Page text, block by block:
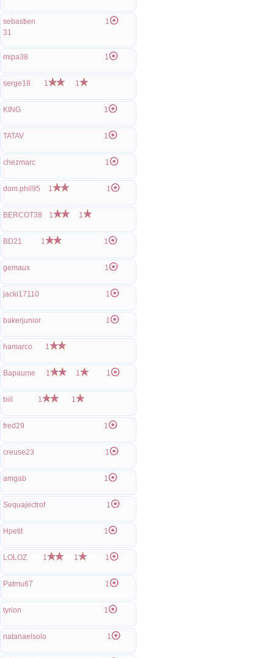
sebastien
31
1
mipa38 1
serge18 1 1
KING 1
TATAV 1
chezmarc 1
dom.phil95 1 1
BERCOT38 1 1
BD21 1 1
gemaux 1
jacki17110 1
bakerjunior 1
hamarco 1
Bapaume 1 1 1
biil 1 1
fred29 1
creuse23 1
amgab 1
Sequajectrof 1
Hpetit 1
LOLOZ 1 1 1
Patmu67 1
tyrion 1
natanaelsolo 1